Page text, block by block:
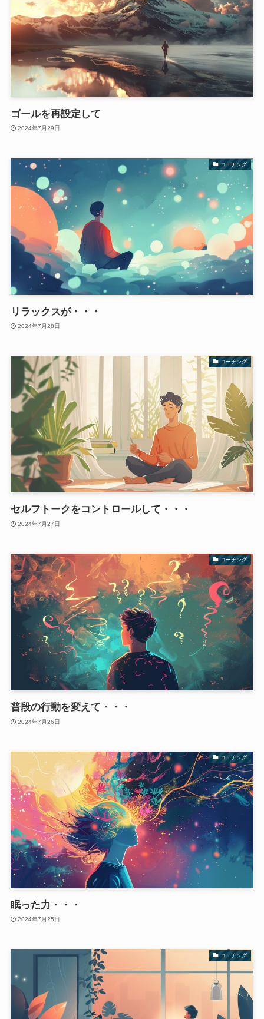
ゴールを再設定して
2024年7月29日
コーチング
リラックスが・・・
2024年7月28日
コーチング
セルフトークをコントロールして・・・
2024年7月27日
コーチング
普段の行動を変えて・・・
2024年7月26日
コーチング
眠った力・・・
2024年7月25日
コーチング